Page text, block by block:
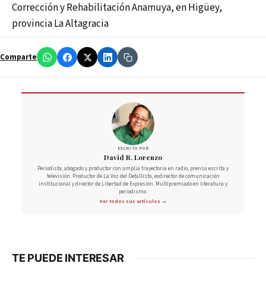
Corrección y Rehabilitación Anamuya, en Higüey,
provincia La Altagracia
Comparte
ESCRITO POR
David R. Lorenzo
Periodista, abogado y productor con amplia trayectoria en radio, prensa escrita y
televisión. Productor de La Voz del Detallista, exdirector de comunicación
institucional y director de Libertad de Expresión. Multipremiado en literatura y
periodismo.
Ver todos sus artículos →
TE PUEDE INTERESAR